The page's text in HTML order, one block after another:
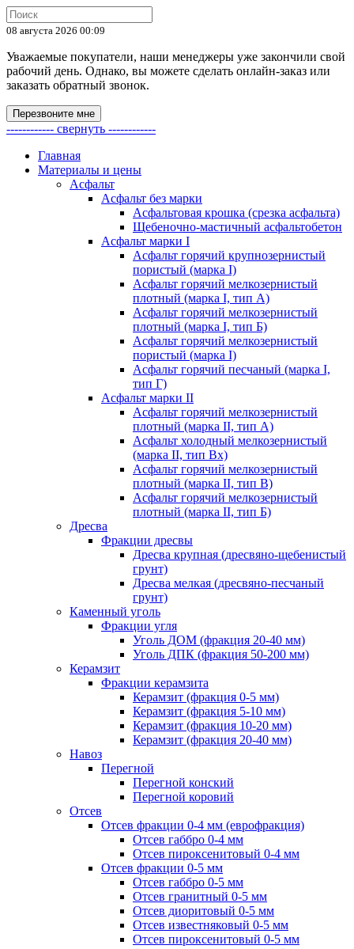
08 августа 2026 00:09
Уважаемые покупатели, наши менеджеры уже закончили свой
рабочий день. Однако, вы можете сделать онлайн-заказ или
заказать обратный звонок.
Перезвоните мне
------------ свернуть ------------
Главная
Материалы и цены
Асфальт
Асфальт без марки
Асфальтовая крошка (срезка асфальта)
Щебеночно-мастичный асфальтобетон
Асфальт марки I
Асфальт горячий крупнозернистый
пористый (марка I)
Асфальт горячий мелкозернистый
плотный (марка I, тип А)
Асфальт горячий мелкозернистый
плотный (марка I, тип Б)
Асфальт горячий мелкозернистый
пористый (марка I)
Асфальт горячий песчаный (марка I,
тип Г)
Асфальт марки II
Асфальт горячий мелкозернистый
плотный (марка II, тип А)
Асфальт холодный мелкозернистый
(марка II, тип Вх)
Асфальт горячий мелкозернистый
плотный (марка II, тип В)
Асфальт горячий мелкозернистый
плотный (марка II, тип Б)
Дресва
Фракции дресвы
Дресва крупная (дресвяно-щебенистый
грунт)
Дресва мелкая (дресвяно-песчаный
грунт)
Каменный уголь
Фракции угля
Уголь ДОМ (фракция 20-40 мм)
Уголь ДПК (фракция 50-200 мм)
Керамзит
Фракции керамзита
Керамзит (фракция 0-5 мм)
Керамзит (фракция 5-10 мм)
Керамзит (фракция 10-20 мм)
Керамзит (фракция 20-40 мм)
Навоз
Перегной
Перегной конский
Перегной коровий
Отсев
Отсев фракции 0-4 мм (еврофракция)
Отсев габбро 0-4 мм
Отсев пироксенитовый 0-4 мм
Отсев фракции 0-5 мм
Отсев габбро 0-5 мм
Отсев гранитный 0-5 мм
Отсев диоритовый 0-5 мм
Отсев известняковый 0-5 мм
Отсев пироксенитовый 0-5 мм